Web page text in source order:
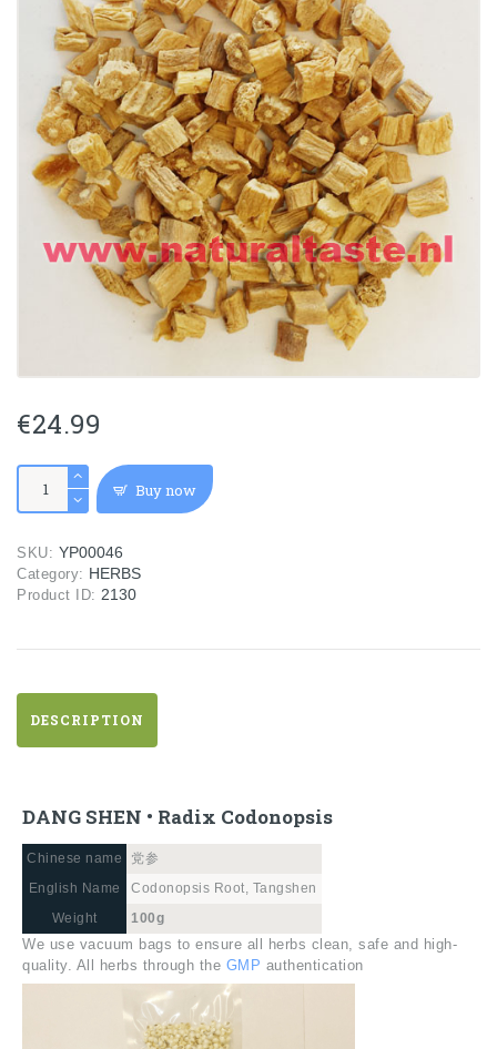
€24.99
SHEN
•
Codonopsis
quantity
Buy now
SKU: YP00046
Category: HERBS
Product ID: 2130
DESCRIPTION
DANG SHEN • Radix Codonopsis
Chinese name
党参
English Name
Codonopsis Root, Tangshen
Weight
100g
We use vacuum bags to ensure all herbs clean, safe and high-
quality. All herbs through the GMP authentication